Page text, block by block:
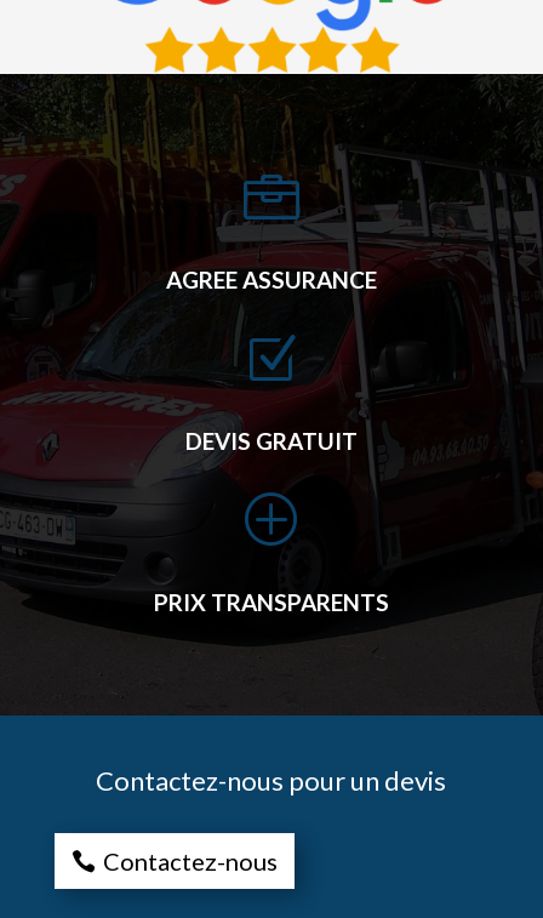

AGREE ASSURANCE
Z
DEVIS GRATUIT
P
PRIX TRANSPARENTS
Contactez-nous pour un devis
Contactez-nous